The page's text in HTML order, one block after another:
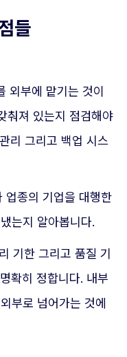
들
외부에 맡기는 것이
춰져 있는지 점검해야
리 그리고 백업 시스
업종의 기업을 대행한
는지 알아봅니다.
기한 그리고 품질 기
확히 정합니다. 내부
부로 넘어가는 것에